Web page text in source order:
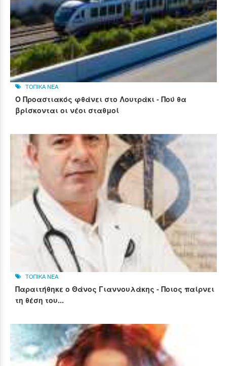
ΤΟΠΙΚΑ ΝΕΑ
Ο Προαστιακός φθάνει στο Λουτράκι - Πού θα
βρίσκονται οι νέοι σταθμοί
ΤΟΠΙΚΑ ΝΕΑ
Παραιτήθηκε ο Θάνος Γιαννουλάκης - Ποιος παίρνει
τη θέση του...